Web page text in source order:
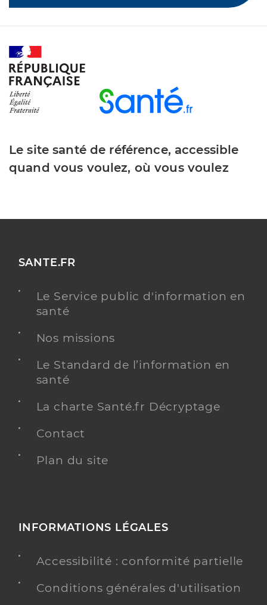
Le site santé de référence, accessible
quand vous voulez, où vous voulez
SANTE.FR
Le Service public d'information en
santé
Nos missions
Le Standard de l’information en
santé
La charte Santé.fr Décryptage
Contact
Plan du site
INFORMATIONS LÉGALES
Accessibilité : conformité partielle
Conditions générales d'utilisation